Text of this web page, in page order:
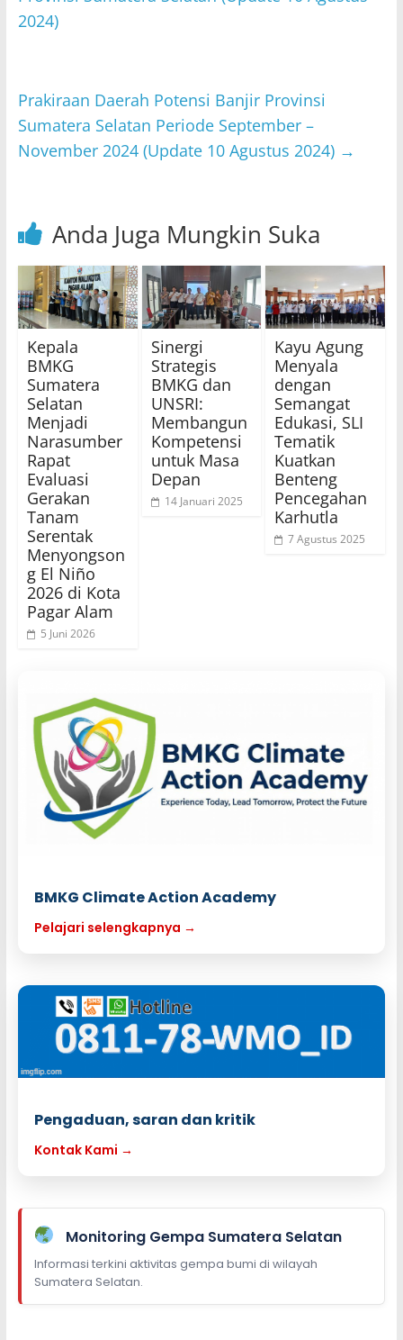
k
2024)
Prakiraan Daerah Potensi Banjir Provinsi
Sumatera Selatan Periode September –
November 2024 (Update 10 Agustus 2024) →
Anda Juga Mungkin Suka
Kepala
BMKG
Sumatera
Selatan
Menjadi
Narasumber
Rapat
Evaluasi
Gerakan
Tanam
Serentak
Menyongson
g El Niño
2026 di Kota
Pagar Alam
5 Juni 2026
Sinergi
Strategis
BMKG dan
UNSRI:
Membangun
Kompetensi
untuk Masa
Depan
14 Januari 2025
Kayu Agung
Menyala
dengan
Semangat
Edukasi, SLI
Tematik
Kuatkan
Benteng
Pencegahan
Karhutla
7 Agustus 2025
BMKG Climate Action Academy
Pelajari selengkapnya →
Pengaduan, saran dan kritik
Kontak Kami →
Monitoring Gempa Sumatera Selatan
Informasi terkini aktivitas gempa bumi di wilayah
Sumatera Selatan.